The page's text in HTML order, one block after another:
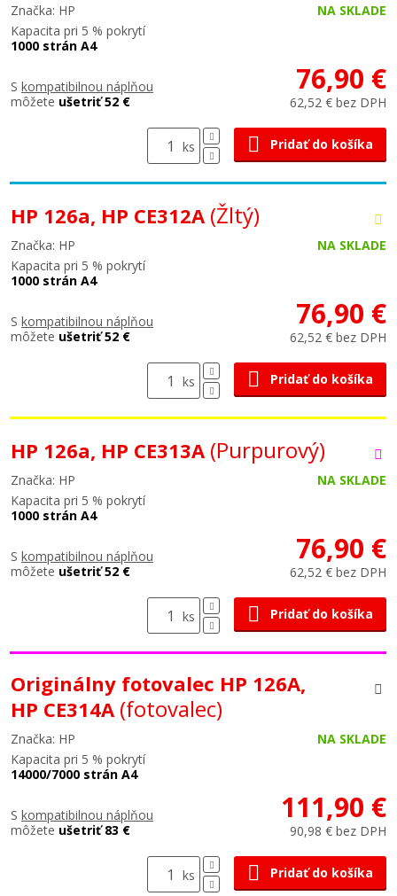
Značka: HP
NA SKLADE
Kapacita pri 5 % pokrytí
1000 strán A4
S kompatibilnou náplňou
môžete ušetriť 52 €
76,90 €
62,52 € bez DPH
ks Pridať do košíka
HP 126a, HP CE312A (Žltý)
Značka: HP
NA SKLADE
Kapacita pri 5 % pokrytí
1000 strán A4
S kompatibilnou náplňou
môžete ušetriť 52 €
76,90 €
62,52 € bez DPH
ks Pridať do košíka
HP 126a, HP CE313A (Purpurový)
Značka: HP
NA SKLADE
Kapacita pri 5 % pokrytí
1000 strán A4
S kompatibilnou náplňou
môžete ušetriť 52 €
76,90 €
62,52 € bez DPH
ks Pridať do košíka
Originálny fotovalec HP 126A,
HP CE314A (fotovalec)
Značka: HP
NA SKLADE
Kapacita pri 5 % pokrytí
14000/7000 strán A4
S kompatibilnou náplňou
môžete ušetriť 83 €
111,90 €
90,98 € bez DPH
ks Pridať do košíka